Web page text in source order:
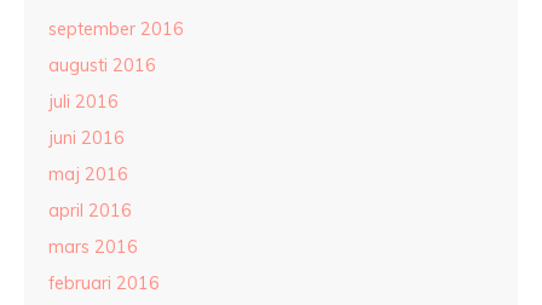
september 2016
augusti 2016
juli 2016
juni 2016
maj 2016
april 2016
mars 2016
februari 2016